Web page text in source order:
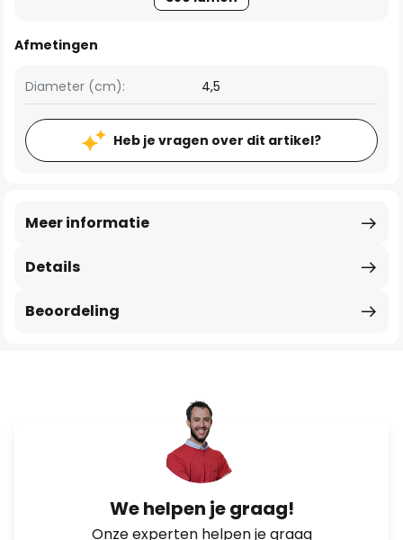
Afmetingen
Diameter (cm): 4,5
Heb je vragen over dit artikel?
Details
Meer informatie
Beoordeling
We helpen je graag!
Onze experten helpen je graag